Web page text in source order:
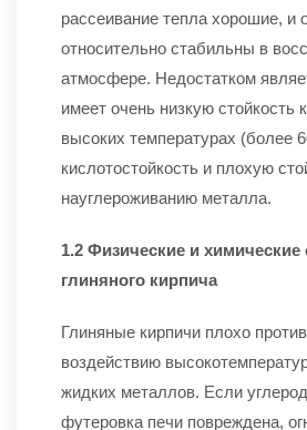
рассеивание тепла хорошие, и
относительно стабильны в
атмосфере. Недостатком
имеет очень низкую стойкость
высоких температурах (более
кислотостойкость и плохую
науглероживанию металла.
1.2 Физические и химические
глиняного кирпича
Глиняные кирпичи плохо
воздействию
жидких металлов. Если
футеровка печи повреждена,